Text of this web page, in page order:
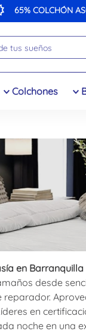
PLASSENCI
tus sueños
Colchones
en Barranquilla
desde
en
noche en una